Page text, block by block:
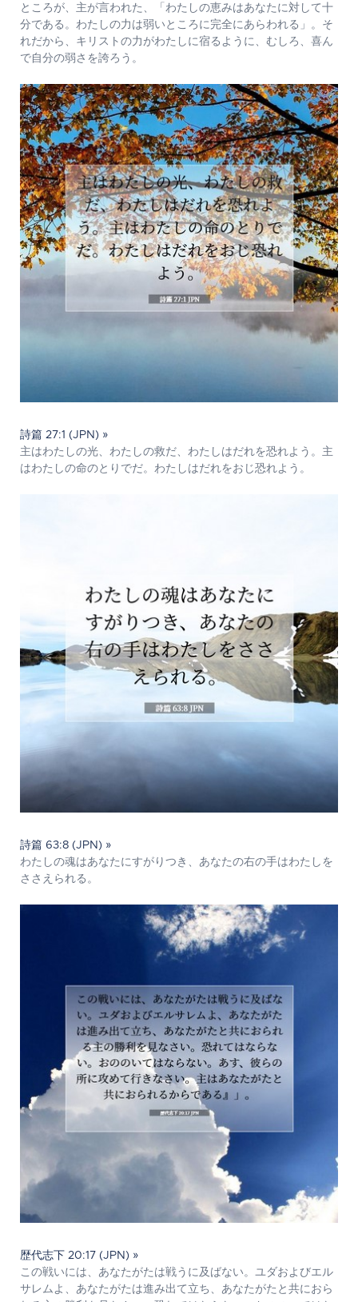
ところが、主が言われた、「わたしの恵みはあなたに対して十
分である。わたしの力は弱いところに完全にあらわれる」。そ
れだから、キリストの力がわたしに宿るように、むしろ、喜ん
で自分の弱さを誇ろう。
詩篇 27:1 (JPN) »
主はわたしの光、わたしの救だ、わたしはだれを恐れよう。主
はわたしの命のとりでだ。わたしはだれをおじ恐れよう。
詩篇 63:8 (JPN) »
わたしの魂はあなたにすがりつき、あなたの右の手はわたしを
ささえられる。
歴代志下 20:17 (JPN) »
この戦いには、あなたがたは戦うに及ばない。ユダおよびエル
サレムよ、あなたがたは進み出て立ち、あなたがたと共におら